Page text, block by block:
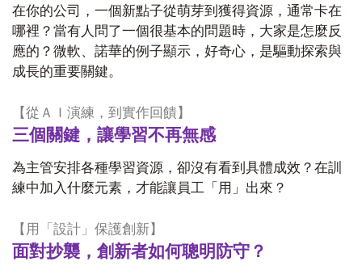
在你的公司，一個新點子從萌芽到獲得資源，通常卡在
哪裡？當有人問了一個很基本的問題時，大家是怎麼反
應的？微軟、諾華的例子顯示，好奇心，是驅動探索與
成長的重要關鍵。
【從ＡＩ演練，到實作回饋】
三個關鍵，讓學習不再無感
為主管安排各種學習資源，卻沒有看到具體成效？在訓
練中加入什麼元素，才能讓員工「用」出來？
【用「設計」保護創新】
面對抄襲，創新者如何聰明防守？